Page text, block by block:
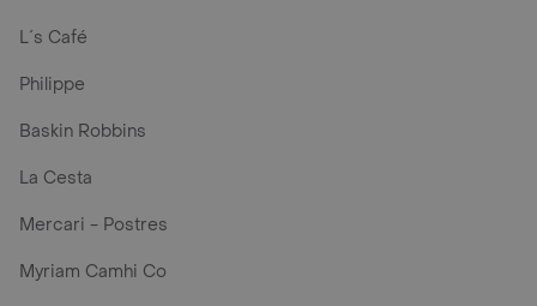
L´s Café
Philippe
Baskin Robbins
La Cesta
Mercari - Postres
Myriam Camhi Co